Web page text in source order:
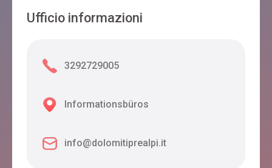
Ufficio informazioni
3292729005
Informationsbüros
info@dolomitiprealpi.it